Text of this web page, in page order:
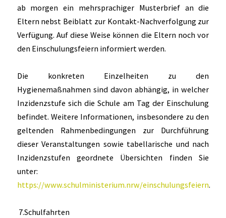
ab morgen ein mehrsprachiger Musterbrief an die
Eltern nebst Beiblatt zur Kontakt-Nachverfolgung zur
Verfügung. Auf diese Weise können die Eltern noch vor
den Einschulungsfeiern informiert werden.
Die konkreten Einzelheiten zu den
Hygienemaßnahmen sind davon abhängig, in welcher
Inzidenzstufe sich die Schule am Tag der Einschulung
befindet. Weitere Informationen, insbesondere zu den
geltenden Rahmenbedingungen zur Durchführung
dieser Veranstaltungen sowie tabellarische und nach
Inzidenzstufen geordnete Übersichten finden Sie
unter:
https://www.schulministerium.nrw/einschulungsfeiern.
7.Schulfahrten